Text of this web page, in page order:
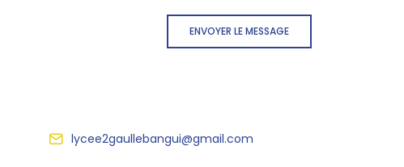
ENVOYER LE MESSAGE
lycee2gaullebangui@gmail.com